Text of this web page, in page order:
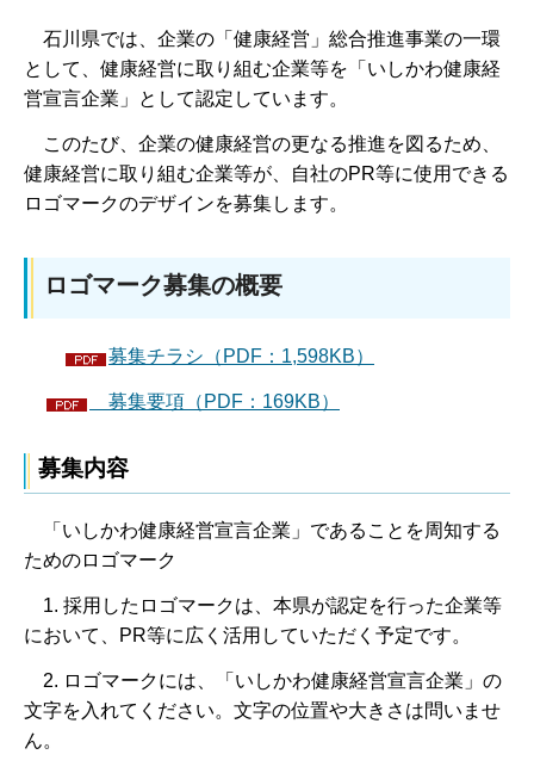
石川県では、企業の「健康経営」総合推進事業の一環
として、健康経営に取り組む企業等を「いしかわ健康経
営宣言企業」として認定しています。
このたび、企業の健康経営の更なる推進を図るため、
健康経営に取り組む企業等が、自社のPR等に使用できる
ロゴマークのデザインを募集します。
ロゴマーク募集の概要
募集チラシ（PDF：1,598KB）
募集要項（PDF：169KB）
募集内容
「いしかわ健康経営宣言企業」であることを周知する
ためのロゴマーク
1. 採用したロゴマークは、本県が認定を行った企業等
において、PR等に広く活用していただく予定です。
2. ロゴマークには、「いしかわ健康経営宣言企業」の
文字を入れてください。文字の位置や大きさは問いませ
ん。